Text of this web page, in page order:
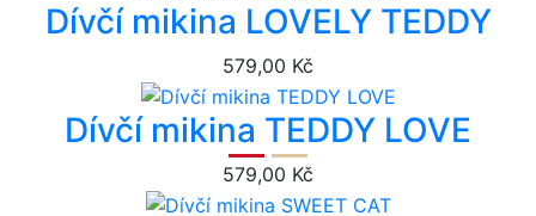
Dívčí mikina LOVELY TEDDY
579,00 Kč
Dívčí mikina TEDDY LOVE
579,00 Kč